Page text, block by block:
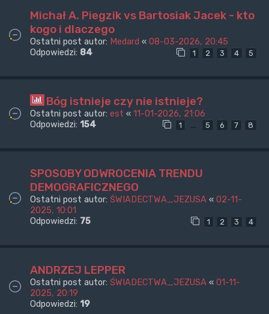
Michał A. Piegzik vs Bartosiak Jacek - kto
kogo i dlaczego
Ostatni post autor: Medard « 08-03-2026, 20:45
Odpowiedzi: 84 1 2 3 4 5
Bóg istnieje czy nie istnieje?
Ostatni post autor: est « 11-01-2026, 21:06
Odpowiedzi: 154 1 … 5 6 7 8
SPOSOBY ODWROCENIA TRENDU
DEMOGRAFICZNEGO
Ostatni post autor: ŚWIADECTWA_JEZUSA « 02-11-
2025, 10:01
Odpowiedzi: 75 1 2 3 4
ANDRZEJ LEPPER
Ostatni post autor: ŚWIADECTWA_JEZUSA « 01-11-
2025, 20:19
Odpowiedzi: 19